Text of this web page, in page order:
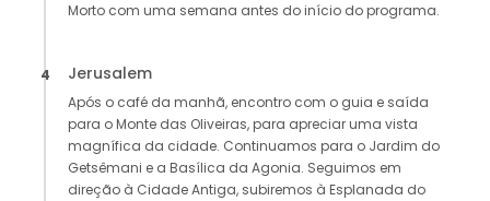
Morto com uma semana antes do início do programa.
4 Jerusalem
Após o café da manhã, encontro com o guia e saída
para o Monte das Oliveiras, para apreciar uma vista
magnífica da cidade. Continuamos para o Jardim do
Getsêmani e a Basílica da Agonia. Seguimos em
direção à Cidade Antiga, subiremos à Esplanada do